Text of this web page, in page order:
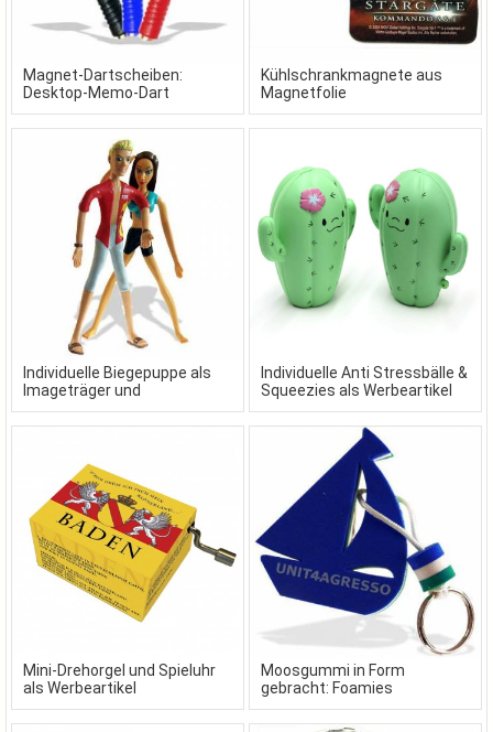
Magnet-Dartscheiben:
Desktop-Memo-Dart
Kühlschrankmagnete aus
Magnetfolie
Individuelle Biegepuppe als
Imageträger und
Werbeartikel
Individuelle Anti Stressbälle &
Squeezies als Werbeartikel
Mini-Drehorgel und Spieluhr
als Werbeartikel
Moosgummi in Form
gebracht: Foamies